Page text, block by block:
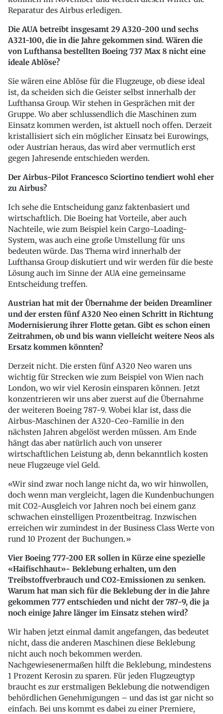
Reparatur des Airbus erledigen.
Die AUA betreibt insgesamt 29 A320-200 und sechs
A321-100, die in die Jahre gekommen sind. Wären die
von Lufthansa bestellten Boeing 737 Max 8 nicht eine
ideale Ablöse?
Sie wären eine Ablöse für die Flugzeuge, ob diese ideal
ist, da scheiden sich die Geister selbst innerhalb der
Lufthansa Group. Wir stehen in Gesprächen mit der
Gruppe. Wo aber schlussendlich die Maschinen zum
Einsatz kommen werden, ist aktuell noch offen. Derzeit
kristallisiert sich ein möglicher Einsatz bei Eurowings,
oder Austrian heraus, das wird aber vermutlich erst
gegen Jahresende entschieden werden.
Der Airbus-Pilot Francesco Sciortino tendiert wohl eher
zu Airbus?
Ich sehe die Entscheidung ganz faktenbasiert und
wirtschaftlich. Die Boeing hat Vorteile, aber auch
Nachteile, wie zum Beispiel kein Cargo-Loading-
System, was auch eine große Umstellung für uns
bedeuten würde. Das Thema wird innerhalb der
Lufthansa Group diskutiert und wir werden für die beste
Lösung auch im Sinne der AUA eine gemeinsame
Entscheidung treffen.
Austrian hat mit der Übernahme der beiden Dreamliner
und der ersten fünf A320 Neo einen Schritt in Richtung
Modernisierung ihrer Flotte getan. Gibt es schon einen
Zeitrahmen, ob und bis wann vielleicht weitere Neos als
Ersatz kommen könnten?
Derzeit nicht. Die ersten fünf A320 Neo waren uns
wichtig für Strecken wie zum Beispiel von Wien nach
London, wo wir viel Kerosin einsparen können. Jetzt
konzentrieren wir uns aber zuerst auf die Übernahme
der weiteren Boeing 787-9. Wobei klar ist, dass die
Airbus-Maschinen der A320-Ceo-Familie in den
nächsten Jahren abgelöst werden müssen. Am Ende
hängt das aber natürlich auch von unserer
wirtschaftlichen Leistung ab, denn bekanntlich kosten
neue Flugzeuge viel Geld.
Wir sind zwar noch lange nicht da, wo wir hinwollen,
doch wenn man vergleicht, lagen die Kundenbuchungen
mit CO2-Ausgleich vor Jahren noch bei einem ganz
schwachen einstelligen Prozentbeitrag. Inzwischen
erreichen wir zumindest in der Business Class Werte von
rund 10 Prozent der Buchungen.
Vier Boeing 777-200 ER sollen in Kürze eine spezielle
«Haifischhaut»- Beklebung erhalten, um den
Treibstoffverbrauch und CO2-Emissionen zu senken.
Warum hat man sich für die Beklebung der in die Jahre
gekommen 777 entschieden und nicht der 787-9, die ja
noch einige Jahre länger im Einsatz stehen wird?
Wir haben jetzt einmal damit angefangen, das bedeutet
nicht, dass die anderen Maschinen diese Beklebung
nicht auch noch bekommen werden.
Nachgewiesenermaßen hilft die Beklebung, mindestens
1 Prozent Kerosin zu sparen. Für jeden Flugzeugtyp
braucht es zur erstmaligen Beklebung die notwendigen
behördlichen Genehmigungen – und das ist gar nicht so
einfach. Bei uns kommt es dabei zu einer Premiere,